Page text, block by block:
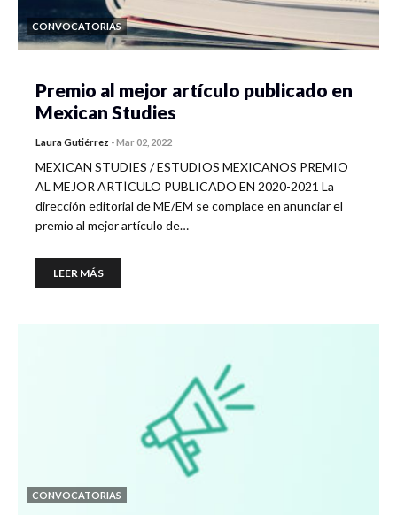
CONVOCATORIAS
Premio al mejor artículo publicado en
Mexican Studies
Laura Gutiérrez -Mar 02, 2022
MEXICAN STUDIES / ESTUDIOS MEXICANOS PREMIO
AL MEJOR ARTÍCULO PUBLICADO EN 2020-2021 La
dirección editorial de ME/EM se complace en anunciar el
premio al mejor artículo de…
LEER MÁS
CONVOCATORIAS